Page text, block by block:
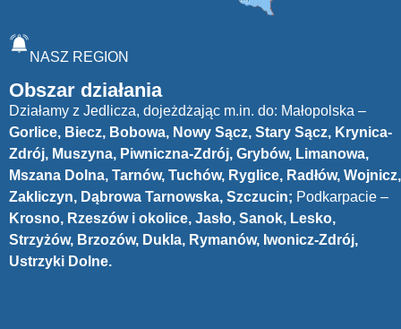
NASZ REGION
Obszar działania
Działamy z Jedlicza, dojeżdżając m.in. do: Małopolska –
Gorlice, Biecz, Bobowa, Nowy Sącz, Stary Sącz, Krynica-
Zdrój, Muszyna, Piwniczna-Zdrój, Grybów, Limanowa,
Mszana Dolna, Tarnów, Tuchów, Ryglice, Radłów, Wojnicz,
Zakliczyn, Dąbrowa Tarnowska, Szczucin; Podkarpacie –
Krosno, Rzeszów i okolice, Jasło, Sanok, Lesko,
Strzyżów, Brzozów, Dukla, Rymanów, Iwonicz-Zdrój,
Ustrzyki Dolne.